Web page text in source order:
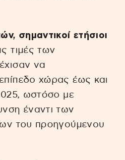
σημαντικοί ετήσιοι
τιμές των
να
χώρας έως και
ωστόσο με
έναντι των
του προηγούμενου